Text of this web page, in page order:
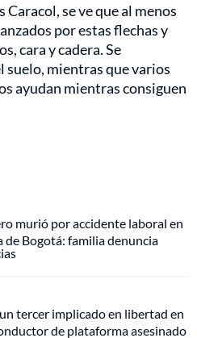
se ve que al menos
por estas flechas y
cara y cadera. Se
suelo, mientras que varios
ayudan mientras consiguen
murió por accidente laboral en
de Bogotá: familia denuncia
tercer implicado en libertad en
de plataforma asesinado